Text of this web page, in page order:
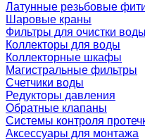
Латунные резьбовые
Шаровые краны
Фильтры для очистки воды
Коллекторы для воды
Коллекторные шкафы
Магистральные фильтры
Счетчики воды
Редукторы давления
Обратные клапаны
Системы контроля
Аксессуары для монтажа